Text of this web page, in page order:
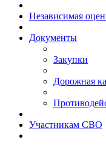
Независимая
Документы
Закупки
Дорожная
Участникам СВО